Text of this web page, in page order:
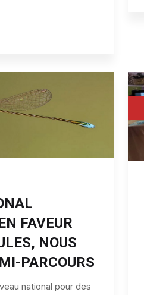
FAVEUR
NOUS
PARCOURS
national pour des